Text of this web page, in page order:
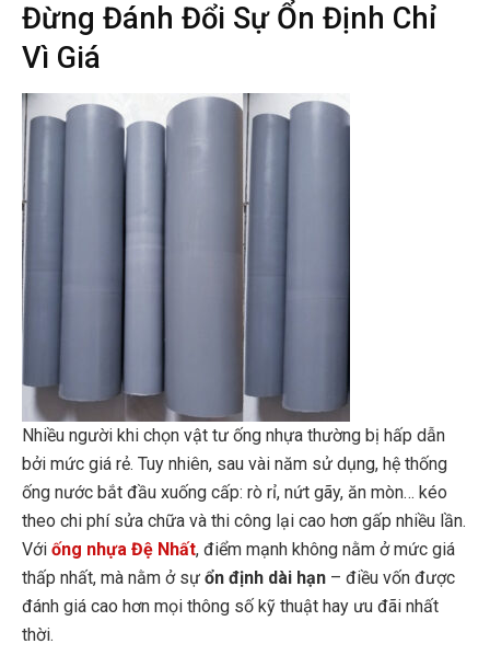
Đừng Đánh Đổi Sự Ổn Định Chỉ
Vì Giá
Nhiều người khi chọn vật tư ống nhựa thường bị hấp dẫn
bởi mức giá rẻ. Tuy nhiên, sau vài năm sử dụng, hệ thống
ống nước bắt đầu xuống cấp: rò rỉ, nứt gãy, ăn mòn… kéo
theo chi phí sửa chữa và thi công lại cao hơn gấp nhiều lần.
Với ống nhựa Đệ Nhất, điểm mạnh không nằm ở mức giá
thấp nhất, mà nằm ở sự ổn định dài hạn – điều vốn được
đánh giá cao hơn mọi thông số kỹ thuật hay ưu đãi nhất
thời.